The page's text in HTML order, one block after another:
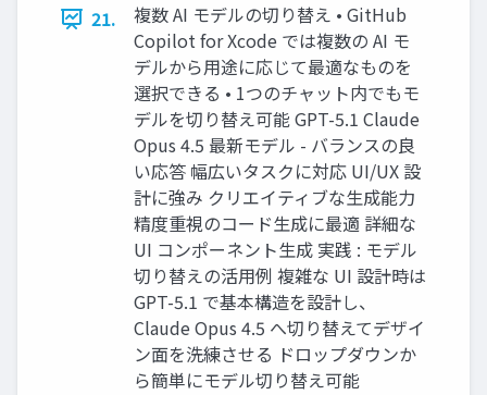
21.
複数 AI モデルの切り替え • GitHub
Copilot for Xcode では複数の AI モ
デルから⽤途に応じて最適なものを
選択できる • 1つのチャット内でもモ
デルを切り替え可能 GPT-5.1 Claude
Opus 4.5 最新モデル - バランスの良
い応答 幅広いタスクに対応 UI/UX 設
計に強み クリエイティブな⽣成能⼒
精度重視のコード⽣成に最適 詳細な
UI コンポーネント⽣成 実践 : モデル
切り替えの活⽤例 複雑な UI 設計時は
GPT-5.1 で基本構造を設計し、
Claude Opus 4.5 へ切り替えてデザイ
ン⾯を洗練させる ドロップダウンか
ら簡単にモデル切り替え可能